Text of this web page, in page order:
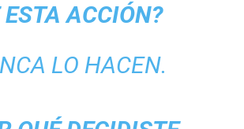
ESTA ACCIÓN?
LO HACEN.